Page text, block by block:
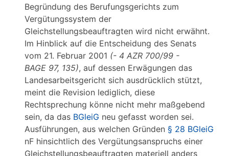
Begründung des Berufungsgerichts zum
Vergütungssystem der
Gleichstellungsbeauftragten wird nicht erwähnt.
Im Hinblick auf die Entscheidung des Senats
vom 21. Februar 2001 (- 4 AZR 700/99 -
BAGE 97, 135), auf dessen Erwägungen das
Landesarbeitsgericht sich ausdrücklich stützt,
meint die Revision lediglich, diese
Rechtsprechung könne nicht mehr maßgebend
sein, da das BGleiG neu gefasst worden sei.
Ausführungen, aus welchen Gründen § 28 BGleiG
nF hinsichtlich des Vergütungsanspruchs einer
Gleichstellungsbeauftragten materiell anders